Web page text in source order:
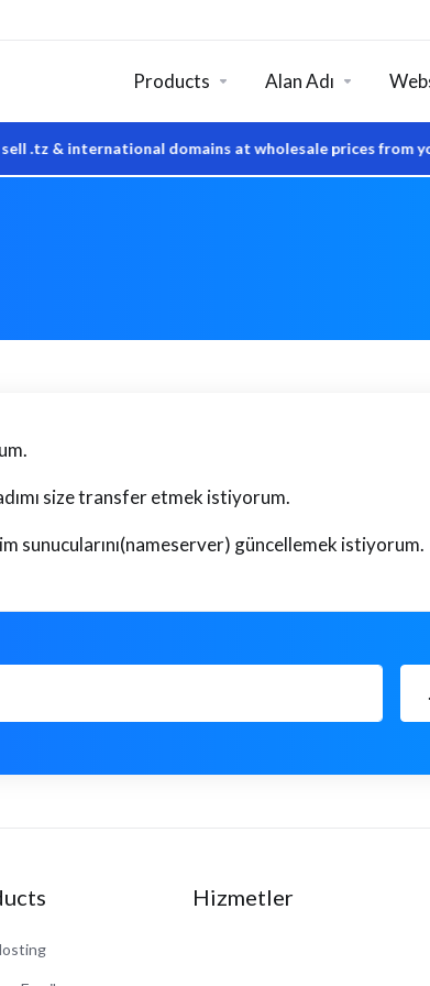
.tz & international domains at wholesale prices from your
Products Alan Adı
size transfer etmek istiyorum.
sunucularını(nameserver) güncellemek istiyorum.
Hizmetler